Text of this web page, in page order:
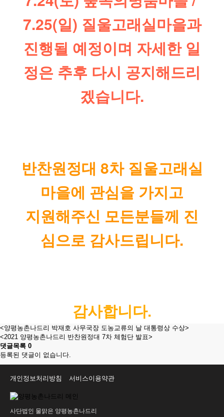
7.25(일) 질울고래실마을과
진행될 예정이며 자세한 일
정은 추후 다시 공지해드리
겠습니다.
반찬원정대 8차 질울고래실
마을에 관심을 가지고
지원해주신 모든분들께 진
심으로 감사드립니다.
감사합니다.
<양평농촌나드리 박재호 사무국장 도농교류의 날 대통령상 수상>
<2021 양평농촌나드리 반찬원정대 7차 체험단 발표>
댓글목록 0
등록된 댓글이 없습니다.
개인정보처리방침 서비스이용약관
사단법인 물맑은 양평농촌나드리